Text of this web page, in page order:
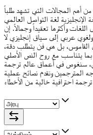
من أهم المجالات التي تشهد طلباً
لغة التواصل العالمي
اللغات وأكثرها تعقيداً وجمالاً. إن
عربي إلى سياق إنجليزي لا
القاموس، بل هي فن يتطلب دقة،
يتناسب مع روح النص الأصلي
سنغوص في أعماق عالم ترجمة
المترجمين ونقدم نصائح عملية